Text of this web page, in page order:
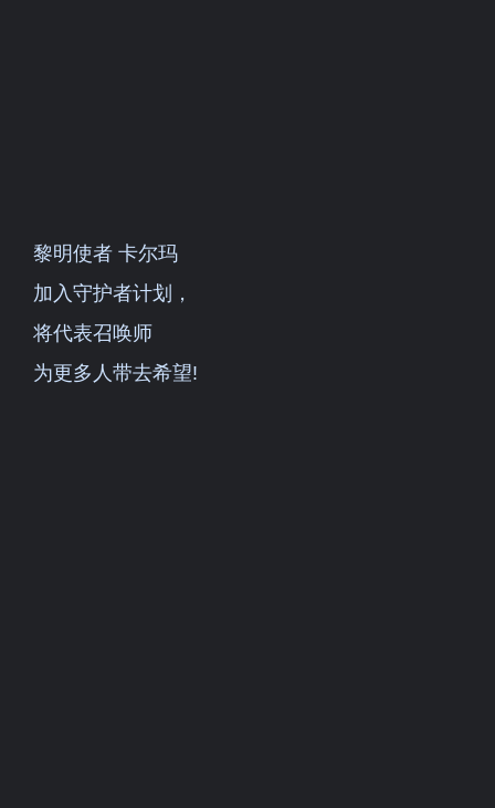
黎明使者 卡尔玛
加入守护者计划，
将代表召唤师
为更多人带去希望!